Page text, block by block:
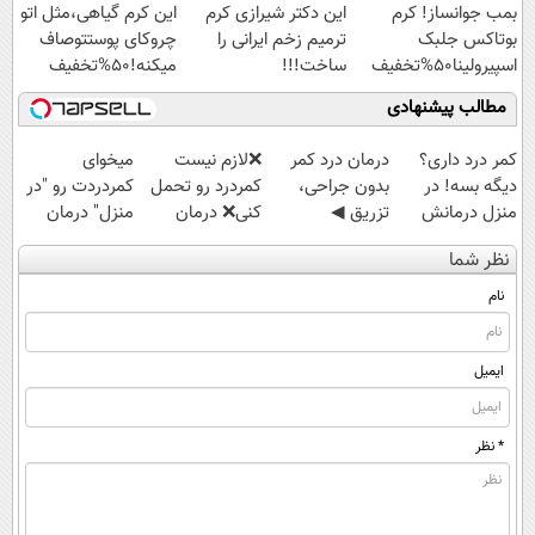
ویژه
بمب جوانساز! کرم
بوتاکس جلبک
اسپیرولینا50%تخفیف
این دکتر شیرازی کرم
ترمیم زخم ایرانی را
ساخت!!!
این کرم گیاهی،مثل اتو
چروکای پوستتوصاف
میکنه!50%تخفیف
مطالب پیشنهادی
کمر درد داری؟
دیگه بسه! در
منزل درمانش
کن
(◀پرسش‌نامه)
درمان درد کمر
بدون جراحی،
تزریق ◀
پرسش‌نامه رو پر
کن ▶
❌لازم نیست
کمردرد رو تحمل
کنی❌ درمان
بدون جراحی و
قرص
میخوای
کمردردت رو "در
منزل" درمان
کنی؟ (◂فیلم +
◂پرسش‌نامه)
نظر شما
نام
ایمیل
* نظر